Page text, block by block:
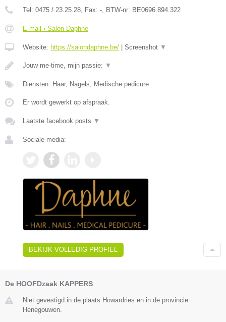
Tel: 0475 / 23.25.28, Fax: -, BTW-nr: BE0696.894.322
E-mail › Salon Daphne
Website: https://salondaphne.be/ Screenshot ▼
Jouw me-time, mijn passie: ▼
Diensten: Haar, Nagels, Medische pedicure
Er wordt gewerkt op afspraak.
Laatste facebook posts ▼
Sociale media:
BEKIJK VOLLEDIG PROFIEL
De HOOFDzaak KAPPERS
Niet gevestigd in de plaats Howardries en in de provincie
Henegouwen.